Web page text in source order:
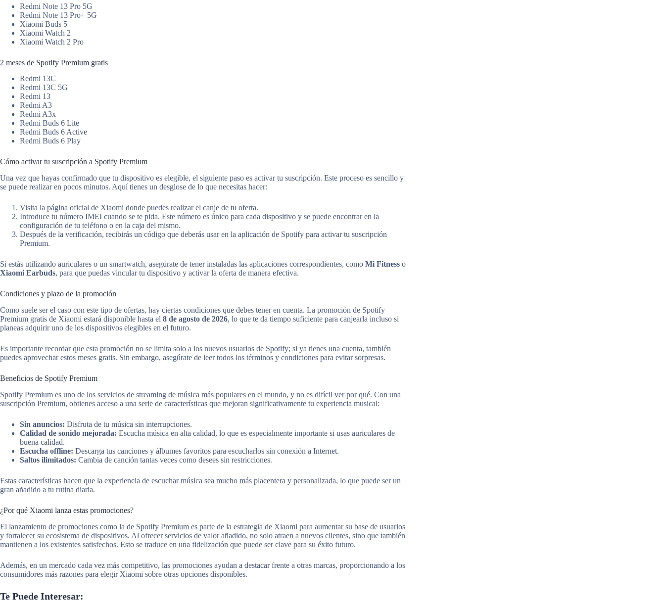
Redmi Note 13 Pro 5G
Redmi Note 13 Pro+ 5G
Xiaomi Buds 5
Xiaomi Watch 2
Xiaomi Watch 2 Pro
2 meses de Spotify Premium gratis
Redmi 13C
Redmi 13C 5G
Redmi 13
Redmi A3
Redmi A3x
Redmi Buds 6 Lite
Redmi Buds 6 Active
Redmi Buds 6 Play
Cómo activar tu suscripción a Spotify Premium
Una vez que hayas confirmado que tu dispositivo es elegible, el siguiente paso es activar tu suscripción. Este proceso es sencillo y
se puede realizar en pocos minutos. Aquí tienes un desglose de lo que necesitas hacer:
Visita la página oficial de Xiaomi donde puedes realizar el canje de tu oferta.
Introduce tu número IMEI cuando se te pida. Este número es único para cada dispositivo y se puede encontrar en la
configuración de tu teléfono o en la caja del mismo.
Después de la verificación, recibirás un código que deberás usar en la aplicación de Spotify para activar tu suscripción
Premium.
Si estás utilizando auriculares o un smartwatch, asegúrate de tener instaladas las aplicaciones correspondientes, como Mi Fitness o
Xiaomi Earbuds, para que puedas vincular tu dispositivo y activar la oferta de manera efectiva.
Condiciones y plazo de la promoción
Como suele ser el caso con este tipo de ofertas, hay ciertas condiciones que debes tener en cuenta. La promoción de Spotify
Premium gratis de Xiaomi estará disponible hasta el 8 de agosto de 2026, lo que te da tiempo suficiente para canjearla incluso si
planeas adquirir uno de los dispositivos elegibles en el futuro.
Es importante recordar que esta promoción no se limita solo a los nuevos usuarios de Spotify; si ya tienes una cuenta, también
puedes aprovechar estos meses gratis. Sin embargo, asegúrate de leer todos los términos y condiciones para evitar sorpresas.
Beneficios de Spotify Premium
Spotify Premium es uno de los servicios de streaming de música más populares en el mundo, y no es difícil ver por qué. Con una
suscripción Premium, obtienes acceso a una serie de características que mejoran significativamente tu experiencia musical:
Sin anuncios: Disfruta de tu música sin interrupciones.
Calidad de sonido mejorada: Escucha música en alta calidad, lo que es especialmente importante si usas auriculares de
buena calidad.
Escucha offline: Descarga tus canciones y álbumes favoritos para escucharlos sin conexión a Internet.
Saltos ilimitados: Cambia de canción tantas veces como desees sin restricciones.
Estas características hacen que la experiencia de escuchar música sea mucho más placentera y personalizada, lo que puede ser un
gran añadido a tu rutina diaria.
¿Por qué Xiaomi lanza estas promociones?
El lanzamiento de promociones como la de Spotify Premium es parte de la estrategia de Xiaomi para aumentar su base de usuarios
y fortalecer su ecosistema de dispositivos. Al ofrecer servicios de valor añadido, no solo atraen a nuevos clientes, sino que también
mantienen a los existentes satisfechos. Esto se traduce en una fidelización que puede ser clave para su éxito futuro.
Además, en un mercado cada vez más competitivo, las promociones ayudan a destacar frente a otras marcas, proporcionando a los
consumidores más razones para elegir Xiaomi sobre otras opciones disponibles.
Te Puede Interesar: